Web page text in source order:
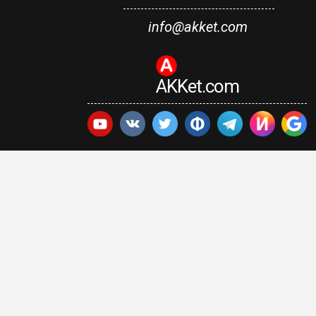
info@akket.com
AKKet.com